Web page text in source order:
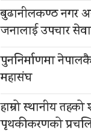
बुढानीलकण्ठ नगर
जनालाई उपचार सेवा
पुननिर्माणमा
महासंघ
हाम्रो स्थानीय
पृथकीकरणको